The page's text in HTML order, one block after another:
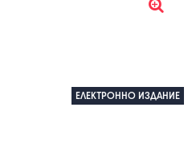
ЕЛЕКТРОННО ИЗДАНИЕ